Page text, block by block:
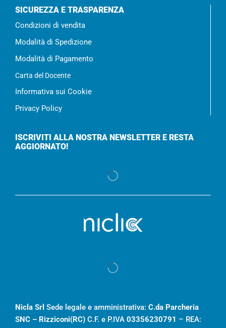
SICUREZZA E TRASPARENZA
Condizioni di vendita
Modalità di Spedizione
Modalità di Pagamento
Carta del Docente
Informativa sui Cookie
Privacy Policy
ISCRIVITI ALLA NOSTRA NEWSLETTER E RESTA
AGGIORNATO!
Nicla Srl Sede legale e amministrativa: C.da Parcheria
SNC – Rizziconi(RC) C.F. e P.IVA 03356230791 – REA: